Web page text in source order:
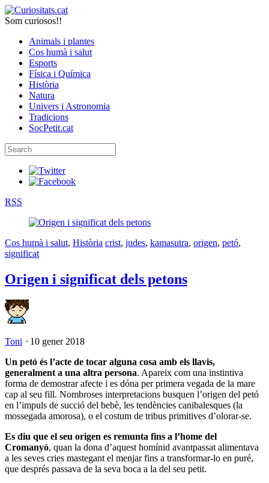
Som curiosos!!
Animals i plantes
Cos humà i salut
Esports
Física i Química
Història
Natura
Univers i Astronomia
Tradicions
SocPetit.cat
RSS
Cos humà i salut, Història crist, judes, kamasutra, origen, petó,
significat
Origen i significat dels petons
Toni ⋅ 10 gener 2018
Un petó és l’acte de tocar alguna cosa amb els llavis,
generalment a una altra persona. Apareix com una instintiva
forma de demostrar afecte i es dóna per primera vegada de la mare
cap al seu fill. Nombroses interpretacions busquen l’origen del petó
en l’impuls de succió del bebè, les tendències canibalesques (la
mossegada amorosa), o el costum de tribus primitives d’olorar-se.
Es diu que el seu origen es remunta fins a l’home del
Cromanyó, quan la dona d’aquest homínid avantpassat alimentava
a les seves cries mastegant el menjar fins a transformar-lo en puré,
que després passava de la seva boca a la del seu petit.